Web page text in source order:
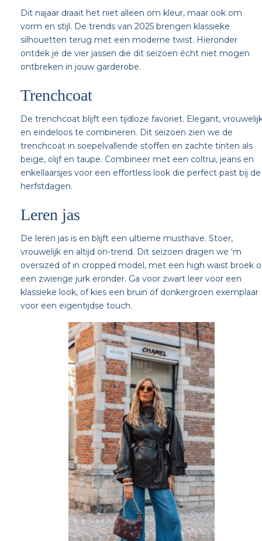
Dit najaar draait het niet alleen om kleur, maar ook om
vorm en stijl. De trends van 2025 brengen klassieke
silhouetten terug met een moderne twist. Hieronder
ontdek je de vier jassen die dit seizoen écht niet mogen
ontbreken in jouw garderobe.
Trenchcoat
De trenchcoat blijft een tijdloze favoriet. Elegant,
en eindeloos te combineren. Dit seizoen zien we de
trenchcoat in soepelvallende stoffen en zachte tinten als
beige, olijf en taupe. Combineer met een coltrui, jeans en
enkellaarsjes voor een effortless look die perfect past bij de
herfstdagen.
Leren jas
De leren jas is en blijft een ultieme musthave. Stoer,
vrouwelijk en altijd on-trend. Dit seizoen dragen we ‘m
oversized of in cropped model, met een high waist broek
een zwierige jurk eronder. Ga voor zwart leer voor een
klassieke look, of kies een bruin of donkergroen exemplaar
voor een eigentijdse touch.